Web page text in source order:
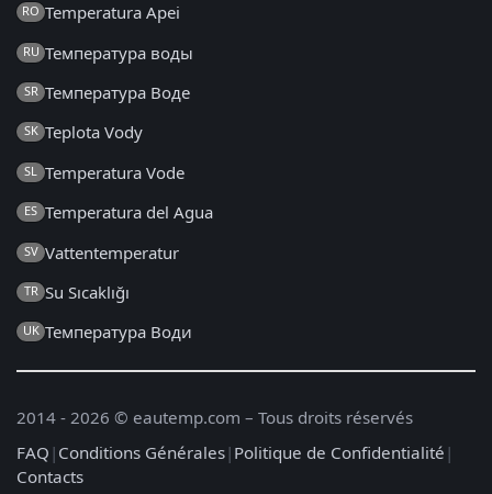
RO Temperatura Apei
RU Температура воды
SR Температура Воде
SK Teplota Vody
SL Temperatura Vode
ES Temperatura del Agua
SV Vattentemperatur
TR Su Sıcaklığı
UK Температура Води
2014 - 2026 © eautemp.com – Tous droits réservés
FAQ | Conditions Générales| Politique de Confidentialité |
Contacts